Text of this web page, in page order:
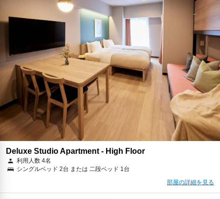
Deluxe Studio Apartment - High Floor
利用人数 4名
シングルベッド 2台 または 二段ベッド 1台
部屋の詳細を見る